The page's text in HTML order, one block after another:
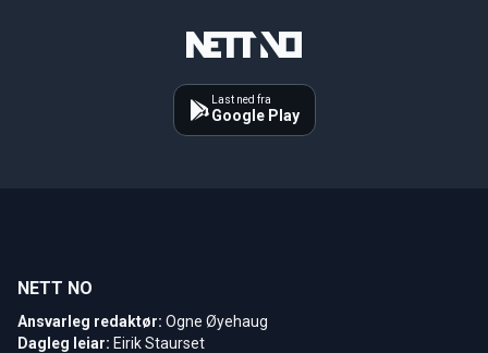
Last ned fra
Google Play
NETT NO
Ansvarleg redaktør: Ogne Øyehaug
Dagleg leiar: Eirik Staurset